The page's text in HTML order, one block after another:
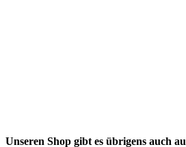
Unseren Shop gibt es übrigens auch